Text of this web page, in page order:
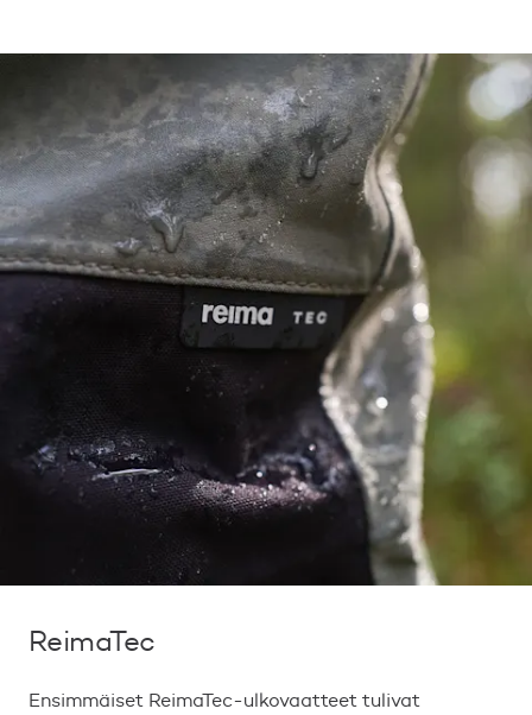
ReimaTec
Ensimmäiset ReimaTec-ulkovaatteet tulivat